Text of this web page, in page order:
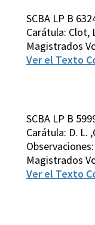
SCBA LP B
Carátula: Clot,
Magistrados
Ver el Texto
SCBA LP B
Carátula: D. L.
Magistrados
Ver el Texto